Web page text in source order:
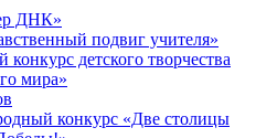
ДНК»
подвиг учителя»
детского творчества
мира»
конкурс «Две столицы